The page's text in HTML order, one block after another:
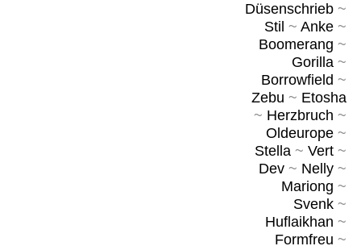
Düsenschrieb~
Stil ~ Anke~
Boomerang ~
Gorilla~
Borrowfield ~
Zebu ~ Etosha
~ Herzbruch ~
Oldeurope~
Stella~ Vert~
Dev~ Nelly~
Mariong ~
Svenk~
Huflaikhan ~
Formfreu ~